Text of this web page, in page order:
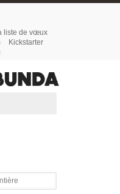
liste de vœux
Kickstarter